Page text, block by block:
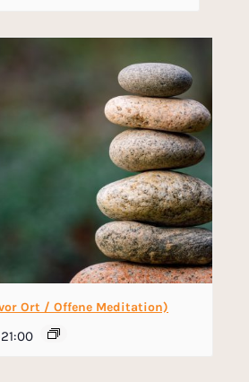
Ort / Offene Meditation)
21:00